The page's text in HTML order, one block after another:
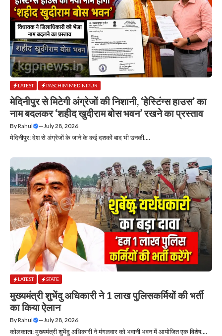
LATEST PASCHIM MEDINIPUR
मेदिनीपुर से मिटेगी अंग्रेजों की निशानी, ‘हेस्टिंग्स हाउस’ का
नाम बदलकर ‘शहीद खुदीराम बोस भवन’ रखने का प्रस्ताव
ByRahul —July 28, 2026
मेदिनीपुर: देश से अंग्रेजों के जाने के कई दशकों बाद भी उनकी....
LATEST STATE
मुख्यमंत्री शुभेंदु अधिकारी ने 1 लाख पुलिसकर्मियों की भर्ती
का किया ऐलान
ByRahul — July 28, 2026
कोलकाता: मुख्यमंत्री शुभेंदु अधिकारी ने मंगलवार को भवानी भवन में आयोजित एक विशेष....